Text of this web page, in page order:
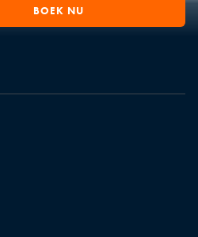
BOEK NU